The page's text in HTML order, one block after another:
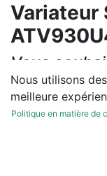
Variateur
Vous
réparation
diagnostic
Nous utilisons
meilleure
Politique en matière de